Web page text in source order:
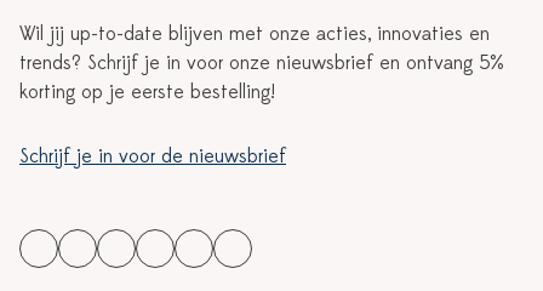
Wil jij up-to-date blijven met onze acties, innovaties en
trends? Schrijf je in voor onze nieuwsbrief en ontvang 5%
korting op je eerste bestelling!
Schrijf je in voor de nieuwsbrief